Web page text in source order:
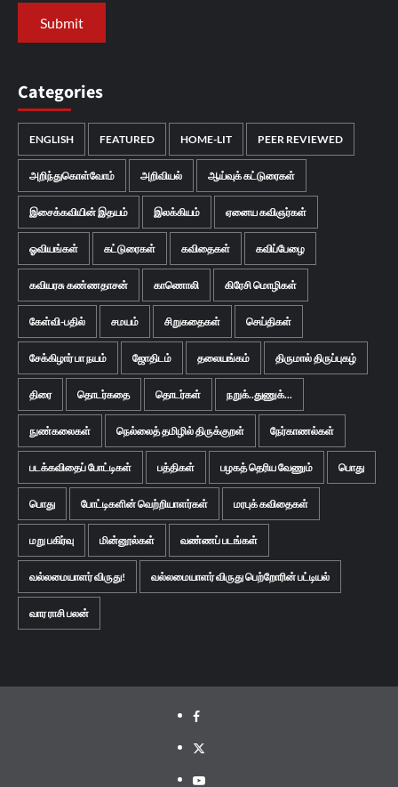
Categories
ENGLISH FEATURED HOME-LIT PEER REVIEWED
அறிந்துகொள்வோம் அறிவியல் ஆய்வுக் கட்டுரைகள்
இசைக்கவியின் இதயம் இலக்கியம் ஏனைய கவிஞர்கள்
ஓவியங்கள் கட்டுரைகள் கவிதைகள் கவிப்பேழை
கவியரசு கண்ணதாசன் காணொலி கிரேசி மொழிகள்
கேள்வி-பதில் சமயம் சிறுகதைகள் செய்திகள்
சேக்கிழார் பா நயம் ஜோதிடம் தலையங்கம் திருமால் திருப்புகழ்
திரை தொடர்கதை தொடர்கள் நறுக்..துணுக்...
நுண்கலைகள் நெல்லைத் தமிழில் திருக்குறள் நேர்காணல்கள்
படக்கவிதைப் போட்டிகள் பத்திகள் பழகத் தெரிய வேணும் பொது
பொது போட்டிகளின் வெற்றியாளர்கள் மரபுக் கவிதைகள்
மறு பகிர்வு மின்னூல்கள் வண்ணப் படங்கள்
வல்லமையாளர் விருது! வல்லமையாளர் விருது பெற்றோரின் பட்டியல்
வார ராசி பலன்
Facebook
Twitter
Youtube